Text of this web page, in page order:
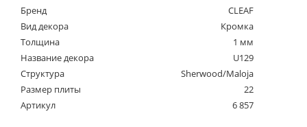
Бренд
CLEAF
Вид декора
Кромка
Толщина
1 мм
Название декора
U129
Структура
Sherwood/Maloja
Размер плиты
22
Артикул
6 857